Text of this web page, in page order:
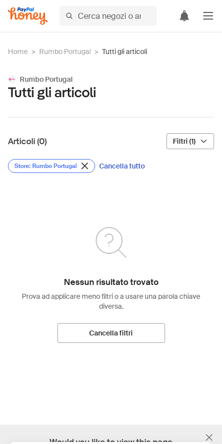
Home > Rumbo Portugal > Tutti gli articoli
Rumbo Portugal
Tutti gli articoli
Articoli (0) Filtri (1)
Store: Rumbo Portugal Cancella tutto
Nessun risultato trovato
Prova ad applicare meno filtri o a usare una parola chiave
diversa.
Cancella filtri